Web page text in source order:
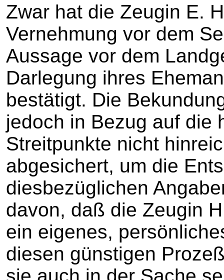
Zwar hat die Zeugin E.
Vernehmung vor dem
Aussage vor dem
Darlegung ihres
bestätigt. Die
jedoch in Bezug auf die
Streitpunkte nicht
abgesichert, um die
diesbezüglichen
davon, daß die Zeugin
ein eigenes,
diesen günstigen
sie auch in der Sache